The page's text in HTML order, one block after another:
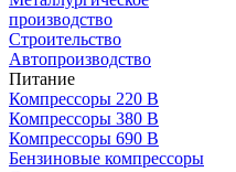
производство
Строительство
Автопроизводство
Питание
Компрессоры 220 В
Компрессоры 380 В
Компрессоры 690 В
Бензиновые компрессоры